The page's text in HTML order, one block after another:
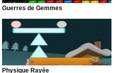
Guerres de Gemmes
Physique Rayée